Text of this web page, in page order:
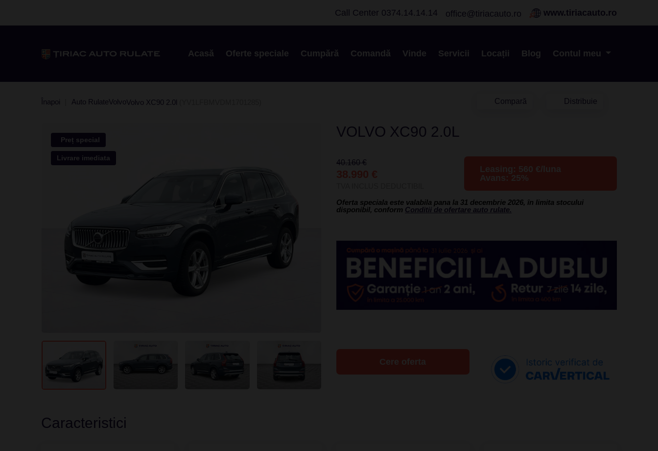
Call Center 0374.14.14.14 office@tiriacauto.ro www.tiriacauto.ro
Acasă Oferte speciale Cumpără Comandă Vinde Servicii Locații Blog Contul meu
Înapoi Auto RulateVolvoVolvo XC90 2.0l Compară Distribuie
Preț special
Livrare imediata
VOLVO XC90 2.0L
40.160 €
38.990 € Leasing: 560 €/luna
Avans: 25%
Oferta speciala este valabila pana la 31 decembrie 2026, în limita stocului
disponibil, conform Conditii de ofertare auto rulate.
Cere oferta
Caracteristici